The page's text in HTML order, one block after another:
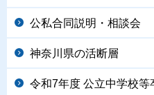
公私合同説明・相談会
神奈川県の活断層
令和7年度 公立中学校等